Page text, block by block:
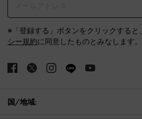
※「登録する」ボタンをクリックすると、
シー規約に同意したものとみなします。
国/地域: